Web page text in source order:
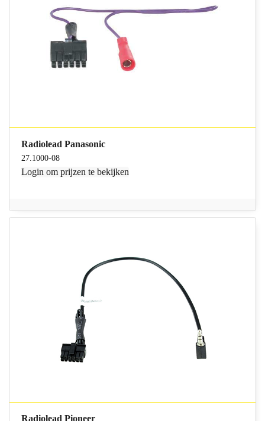
Radiolead Panasonic
27.1000-08
Login om prijzen te bekijken
Radiolead Pioneer